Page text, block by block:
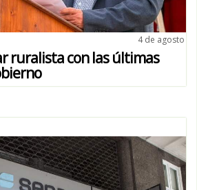
4 de agosto
ruralista con las últimas